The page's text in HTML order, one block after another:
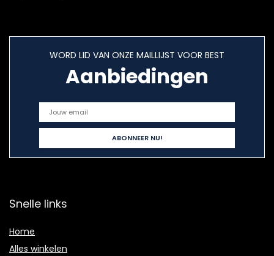
WORD LID VAN ONZE MAILLIJST VOOR BEST
Aanbiedingen
Snelle links
Home
Alles winkelen